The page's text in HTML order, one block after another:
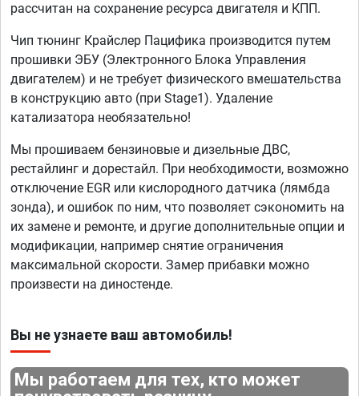
рассчитан на сохранение ресурса двигателя и КПП.
Чип тюнинг Крайслер Пацифика производится путем
прошивки ЭБУ (Электронного Блока Управления
двигателем) и не требует физического вмешательства
в конструкцию авто (при Stage1). Удаление
катализатора необязательно!
Мы прошиваем бензиновые и дизельные ДВС,
рестайлинг и дорестайл. При необходимости, возможно
отключение EGR или кислородного датчика (лямбда
зонда), и ошибок по ним, что позволяет сэкономить на
их замене и ремонте, и другие дополнительные опции и
модификации, например снятие ограничения
максимальной скорости. Замер прибавки можно
произвести на диностенде.
Вы не узнаете ваш автомобиль!
Мы работаем для тех, кто может